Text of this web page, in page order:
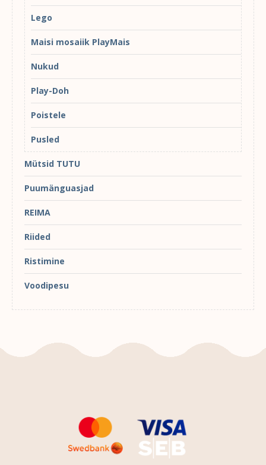
Lego
Maisi mosaiik PlayMais
Nukud
Play-Doh
Poistele
Pusled
Mütsid TUTU
Puumänguasjad
REIMA
Riided
Ristimine
Voodipesu